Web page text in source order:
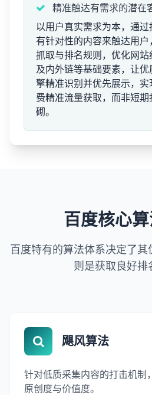
精准触达有需求的潜在
以用户真实需求为本，通过
有针对性的内容来触达用
抓取与排名规则，优化网
及内外链等基础要素，让优
擎精准识别并优先展示，
费精准流量获取，而非短
砌。
百度核心
百度特有的算法体系决定了
则是获取良好排
飓风算法
针对低质采集内容的打击机制
原创度与价值度。